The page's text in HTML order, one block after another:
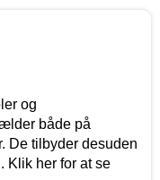
og
både på
De tilbyder desuden
Klik her for at se